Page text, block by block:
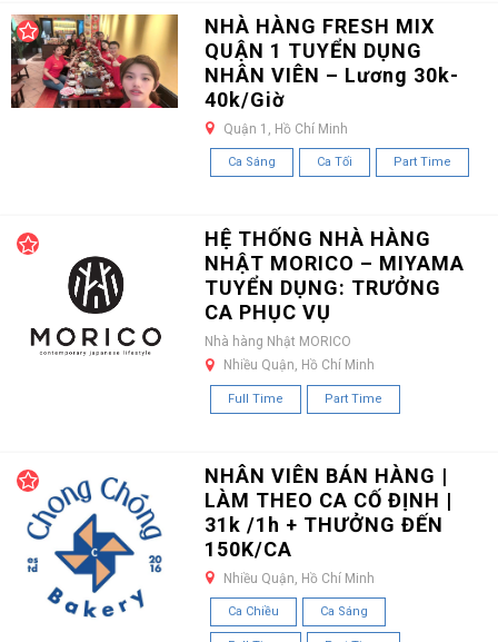
NHÀ HÀNG FRESH MIX
QUẬN 1 TUYỂN DỤNG
NHÂN VIÊN – Lương 30k-
40k/Giờ
Quận 1, Hồ Chí Minh
Ca Sáng Ca Tối Part Time
HỆ THỐNG NHÀ HÀNG
NHẬT MORICO – MIYAMA
TUYỂN DỤNG: TRƯỞNG
CA PHỤC VỤ
Nhà hàng Nhật MORICO
Nhiều Quận, Hồ Chí Minh
Full Time Part Time
NHÂN VIÊN BÁN HÀNG |
LÀM THEO CA CỐ ĐỊNH |
31k /1h + THƯỞNG ĐẾN
150K/CA
Nhiều Quận, Hồ Chí Minh
Ca Chiều Ca Sáng